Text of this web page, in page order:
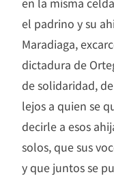
el padrino y su
Maradiaga,
dictadura de
de solidaridad,
lejos a quien se
decirle a esos
solos, que sus
y que juntos se